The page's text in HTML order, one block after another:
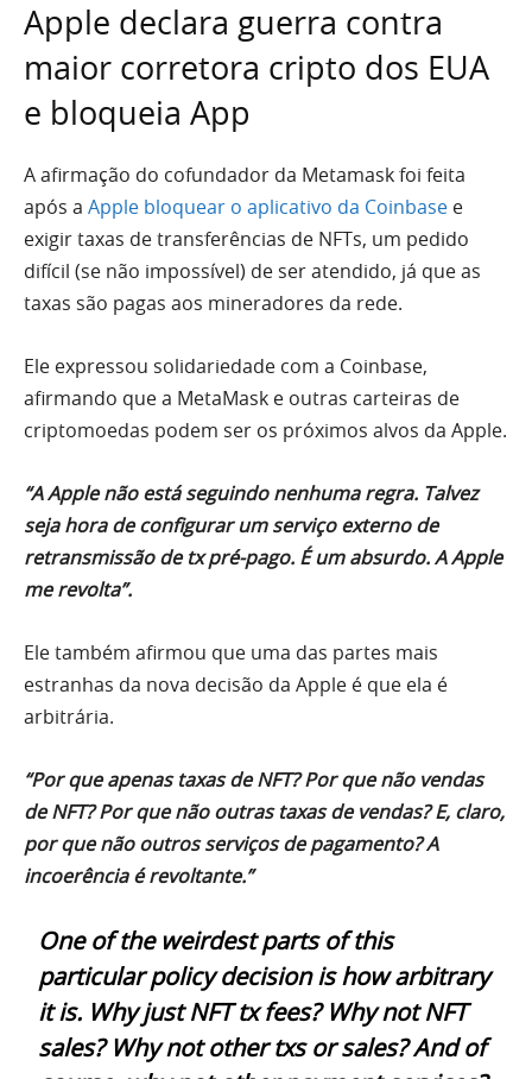
Apple declara guerra contra
maior corretora cripto dos EUA
e bloqueia App
A afirmação do cofundador da Metamask foi feita
após a Apple bloquear o aplicativo da Coinbase e
exigir taxas de transferências de NFTs, um pedido
difícil (se não impossível) de ser atendido, já que as
taxas são pagas aos mineradores da rede.
Ele expressou solidariedade com a Coinbase,
afirmando que a MetaMask e outras carteiras de
criptomoedas podem ser os próximos alvos da Apple.
“A Apple não está seguindo nenhuma regra. Talvez
seja hora de configurar um serviço externo de
retransmissão de tx pré-pago. É um absurdo. A Apple
me revolta”.
Ele também afirmou que uma das partes mais
estranhas da nova decisão da Apple é que ela é
arbitrária.
“Por que apenas taxas de NFT? Por que não vendas
de NFT? Por que não outras taxas de vendas? E, claro,
por que não outros serviços de pagamento? A
incoerência é revoltante.”
One of the weirdest parts of this
particular policy decision is how arbitrary
it is. Why just NFT tx fees? Why not NFT
sales? Why not other txs or sales? And of